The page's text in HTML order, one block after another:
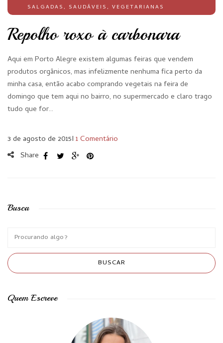
SALGADAS, SAUDÁVEIS, VEGETARIANAS
Repolho roxo à carbonara
Aqui em Porto Alegre existem algumas feiras que vendem
produtos orgânicos, mas infelizmente nenhuma fica perto da
minha casa, então acabo comprando vegetais na feira de
domingo que tem aqui no bairro, no supermercado e claro trago
tudo que for…
3 de agosto de 2015I 1 Comentário
Share
Busca
Quem Escreve